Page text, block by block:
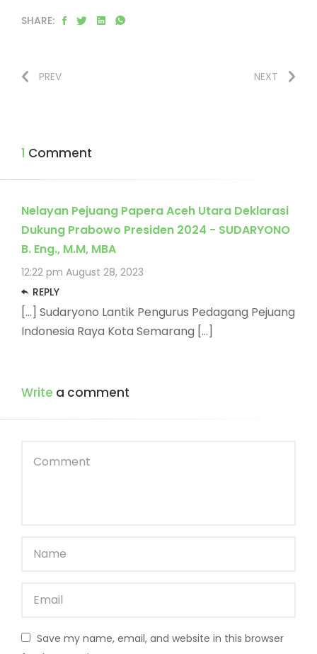
SHARE:
PREV NEXT
1 Comment
Nelayan Pejuang Papera Aceh Utara Deklarasi
Dukung Prabowo Presiden 2024 - SUDARYONO
B. Eng., M.M, MBA
12:22 pm August 28, 2023
REPLY
[…] Sudaryono Lantik Pengurus Pedagang Pejuang
Indonesia Raya Kota Semarang […]
Write a comment
Save my name, email, and website in this browser